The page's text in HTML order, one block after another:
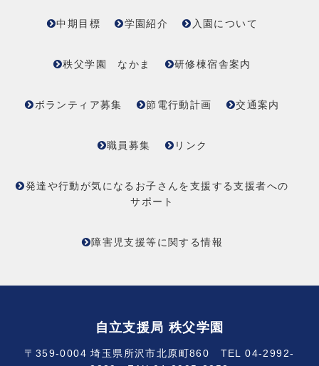
中期目標 学園紹介 入園について
秩父学園 なかま 研修棟宿舎案内
ボランティア募集 節電行動計画 交通案内
職員募集 リンク
発達や行動が気になるお子さんを支援する支援者への
サポート
障害児支援等に関する情報
自立支援局 秩父学園
〒359-0004 埼玉県所沢市北原町860 TEL 04-2992-